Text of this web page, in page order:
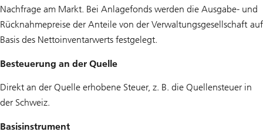
Nachfrage am Markt. Bei Anlagefonds werden die Ausgabe- und
Rücknahmepreise der Anteile von der Verwaltungsgesellschaft auf
Basis des Nettoinventarwerts festgelegt.
Besteuerung an der Quelle
Direkt an der Quelle erhobene Steuer, z. B. die Quellensteuer in
der Schweiz.
Basisinstrument